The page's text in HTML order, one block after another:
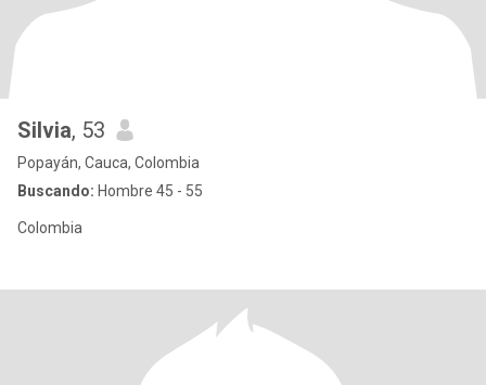
Silvia, 53
Popayán, Cauca, Colombia
Buscando: Hombre 45 - 55
Colombia